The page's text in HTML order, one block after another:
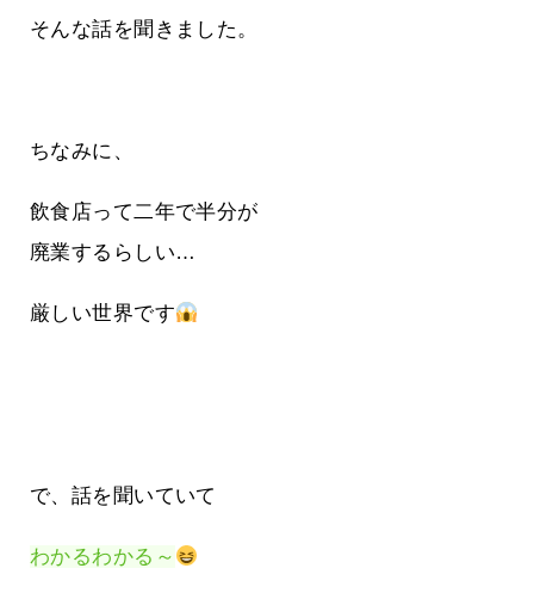
そんな話を聞きました。
ちなみに、
飲食店って二年で半分が
廃業するらしい…
厳しい世界です
で、話を聞いていて
わかるわかる～